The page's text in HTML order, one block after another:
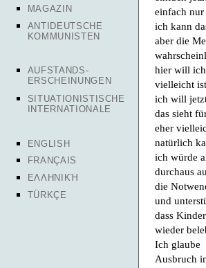
MAGAZIN
ANTIDEUTSCHE
KOMMUNISTEN
AUFSTANDS-
ERSCHEINUNGEN
SITUATIONISTISCHE
INTERNATIONALE
ENGLISH
FRANÇAIS
ΕΛΛΗΝΙΚΉ
TÜRKÇE
einfach
ich kann
aber die
hier will
vielleicht
ich will
das sieht
eher
natürlich
ich würde
durchaus
die
und
dass
wieder
Ich glaube
Ausbruch